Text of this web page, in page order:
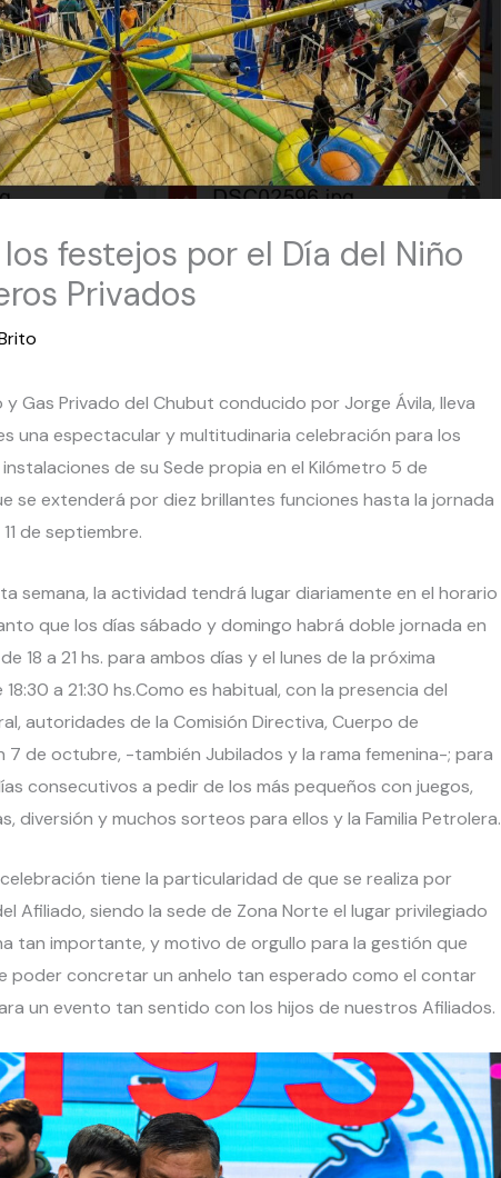
festejos por el Día del Niño
Privados
Gas Privado del Chubut conducido por Jorge Ávila, lleva
una espectacular y multitudinaria celebración para los
de su Sede propia en el Kilómetro 5 de
se extenderá por diez brillantes funciones hasta la jornada
de septiembre.
semana, la actividad tendrá lugar diariamente en el horario
que los días sábado y domingo habrá doble jornada en
18 a 21 hs. para ambos días y el lunes de la próxima
a 21:30 hs.Como es habitual, con la presencia del
autoridades de la Comisión Directiva, Cuerpo de
7 de octubre, -también Jubilados y la rama femenina-; para
consecutivos a pedir de los más pequeños con juegos,
diversión y muchos sorteos para ellos y la Familia Petrolera.
tiene la particularidad de que se realiza por
Afiliado, siendo la sede de Zona Norte el lugar privilegiado
tan importante, y motivo de orgullo para la gestión que
poder concretar un anhelo tan esperado como el contar
un evento tan sentido con los hijos de nuestros Afiliados.